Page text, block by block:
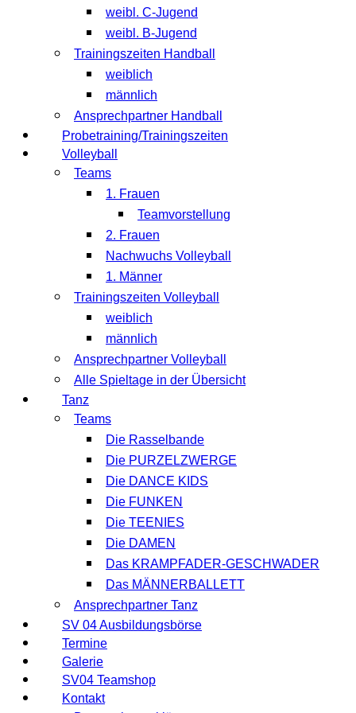
weibl. C-Jugend
weibl. B-Jugend
Trainingszeiten Handball
weiblich
männlich
Ansprechpartner Handball
Probetraining/Trainingszeiten
Volleyball
Teams
1. Frauen
Teamvorstellung
2. Frauen
Nachwuchs Volleyball
1. Männer
Trainingszeiten Volleyball
weiblich
männlich
Ansprechpartner Volleyball
Alle Spieltage in der Übersicht
Tanz
Teams
Die Rasselbande
Die PURZELZWERGE
Die DANCE KIDS
Die FUNKEN
Die TEENIES
Die DAMEN
Das KRAMPFADER-GESCHWADER
Das MÄNNERBALLETT
Ansprechpartner Tanz
SV 04 Ausbildungsbörse
Termine
Galerie
SV04 Teamshop
Kontakt